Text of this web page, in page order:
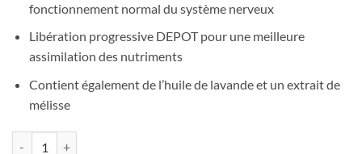
fonctionnement normal du système nerveux
Libération progressive DEPOT pour une meilleure
assimilation des nutriments
Contient également de l’huile de lavande et un extrait de
mélisse